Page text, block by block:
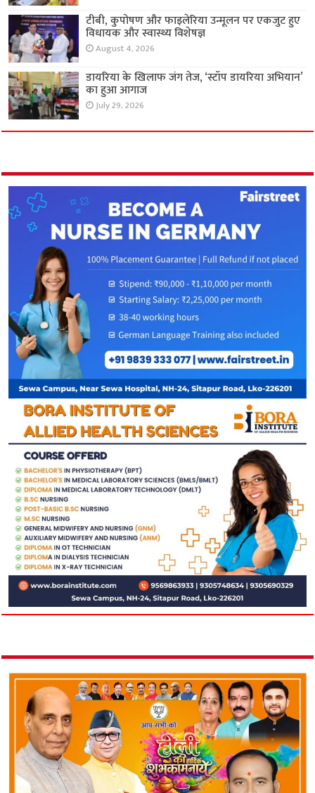
टीबी, कुपोषण और फाइलेरिया उन्मूलन पर एकजुट हुए
विधायक और स्वास्थ्य विशेषज्ञ
August 4, 2026
डायरिया के खिलाफ जंग तेज, ‘स्टॉप डायरिया अभियान’
का हुआ आगाज
July 29, 2026